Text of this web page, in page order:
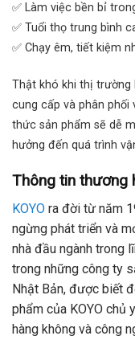
✅ Làm việc bền bỉ
✅ Tuổi thọ trung bình
✅ Chạy êm, tiết kiệm
Thật khó khi thị trường
cung cấp và phân phối
thức sản phẩm sẽ dễ
hưởng đến quá trình
Thông tin thương
KOYO ra đời từ năm
ngừng phát triển và
nhà đầu ngành trong
trong những công ty
Nhật Bản, được biết
phẩm của KOYO chủ
hàng không và công